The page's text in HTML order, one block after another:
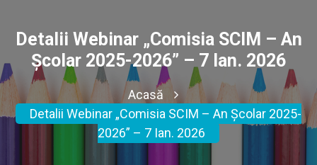
Detalii Webinar „Comisia SCIM – An
Școlar 2025-2026” – 7 Ian. 2026
Acasă
Detalii Webinar „Comisia SCIM – An Școlar 2025-
2026” – 7 Ian. 2026